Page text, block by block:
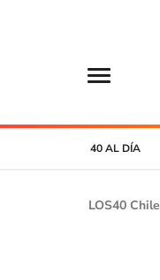
40 AL DÍA
LOS40 Chile